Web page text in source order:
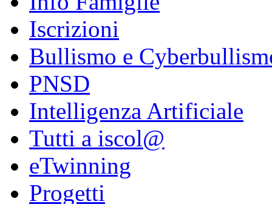
Iscrizioni
Bullismo e
PNSD
Intelligenza Artificiale
Tutti a iscol@
eTwinning
Progetti